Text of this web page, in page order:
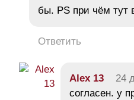
бы. PS при чём тут
Ответить
Alex 13 24
согласен. у